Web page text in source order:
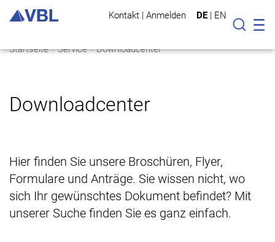
Kontakt | Anmelden DE | EN
Suche
Startseite Service Downloadcenter
Downloadcenter
Hier finden Sie unsere Broschüren, Flyer,
Formulare und Anträge. Sie wissen nicht, wo
sich Ihr gewünschtes Dokument befindet? Mit
unserer Suche finden Sie es ganz einfach.